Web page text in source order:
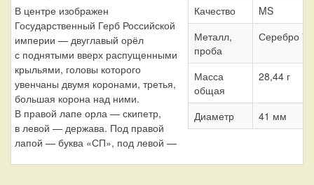
В центре изображен
Государственный Герб Российской
империи — двуглавый орёл
с поднятыми вверх распущенными
крыльями, головы которого
увенчаны двумя коронами, третья,
большая корона над ними.
В правой лапе орла — скипетр,
в левой — держава. Под правой
лапой — буква «СП», под левой —
Качество
MS
Металл,
проба
Серебро
Масса
общая
28,44 г
Диаметр 41 мм